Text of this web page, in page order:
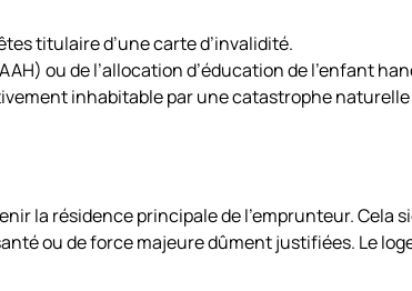
titulaire d’une carte d’invalidité.
ou de l’allocation d’éducation de l’enfant
inhabitable par une catastrophe
la résidence principale de l’emprunteur. Cela
ou de force majeure dûment justifiées. Le